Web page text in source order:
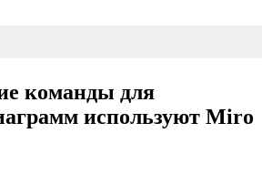
команды для
используют Miro